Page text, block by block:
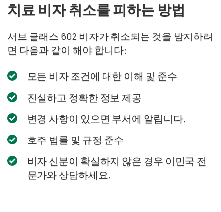
치료 비자 취소를 피하는 방법
서브 클래스 602 비자가 취소되는 것을 방지하려
면 다음과 같이 해야 합니다:
모든 비자 조건에 대한 이해 및 준수
진실하고 정확한 정보 제공
변경 사항이 있으면 부서에 알립니다.
호주 법률 및 규정 준수
비자 신분이 확실하지 않은 경우 이민국 전
문가와 상담하세요.